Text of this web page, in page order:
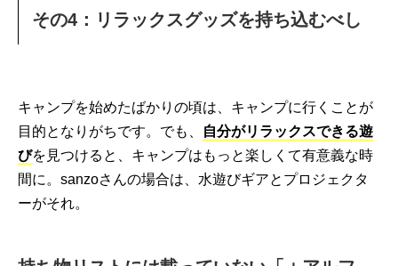
その4：リラックスグッズを持ち込むべし
キャンプを始めたばかりの頃は、キャンプに行くことが
目的となりがちです。でも、
自分がリラックスできる遊
びを見つけると、キャンプはもっと楽しくて有意義な時
間に。sanzoさんの場合は、水遊びギアとプロジェクタ
ーがそれ。